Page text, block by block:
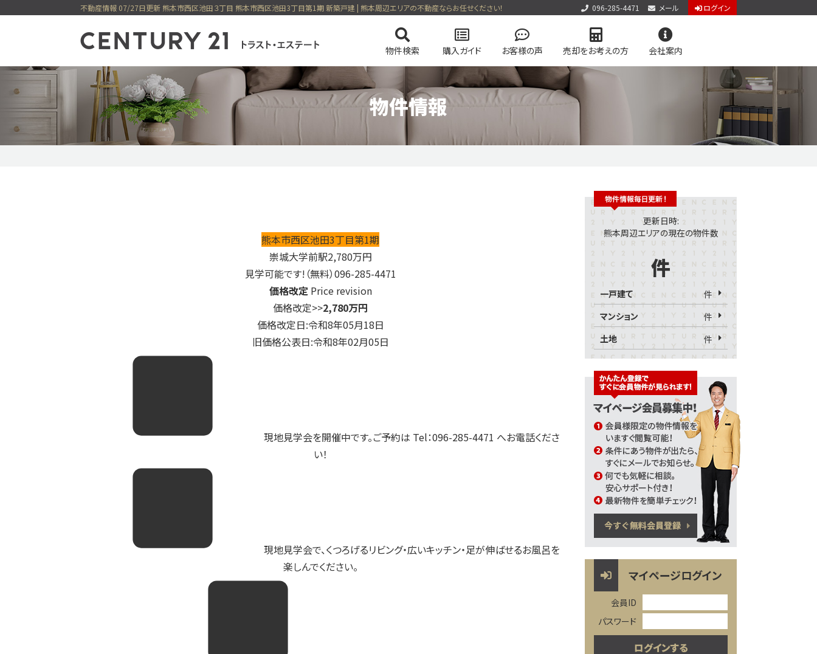
不動産情報 07/27日更新 熊本市西区池田３丁目 熊本市西区池田3丁目第1期 新築戸建 | 熊本周辺エリアの不動産ならお任せください！ 096-285-4471 メール ログイン
物件検索 購入ガイド お客様の声 売却をお考えの方 会社案内
センチュリー21
アクセス
個人情報保護方針
サイトマップ
物件情報
熊本市西区池田3丁目第1期
崇城大学前駅2,780万円
見学可能です!（無料）096-285-4471
価格改定 Price revision
価格改定>>2,780万円
価格改定日:令和8年05月18日
旧価格公表日:令和8年02月05日
現地見学会を開催中です。ご予約は Tel：096-285-4471 へお電話くださ
い！
現地見学会で、くつろげるリビング・広いキッチン・足が伸ばせるお風呂を
楽しんでください。
更新日時:
熊本周辺エリアの現在の物件数
件
一戸建て
件
マンション
件
土地
件
マイページログイン
会員ID
パスワード